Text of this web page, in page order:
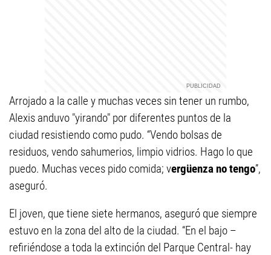
Arrojado a la calle y muchas veces sin tener un rumbo,
Alexis anduvo "yirando" por diferentes puntos de la
ciudad resistiendo como pudo. “Vendo bolsas de
residuos, vendo sahumerios, limpio vidrios. Hago lo que
puedo. Muchas veces pido comida; vergüenza no tengo”,
aseguró.
El joven, que tiene siete hermanos, aseguró que siempre
estuvo en la zona del alto de la ciudad. “En el bajo –
refiriéndose a toda la extinción del Parque Central- hay